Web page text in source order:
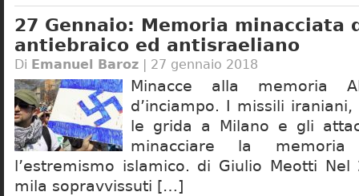
27 Gennaio: Memoria minacciata
antiebraico ed antisraeliano
Di Emanuel Baroz | 27 gennaio 2018
Minacce alla memoria
d’inciampo. I missili iraniani,
le grida a Milano e gli
minacciare la
l’estremismo islamico. di Giulio Meotti
mila sopravvissuti […]